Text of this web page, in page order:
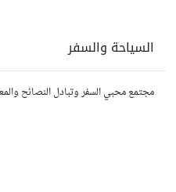
السياحة والسفر
مجتمع محبي السفر وتبادل النصائح